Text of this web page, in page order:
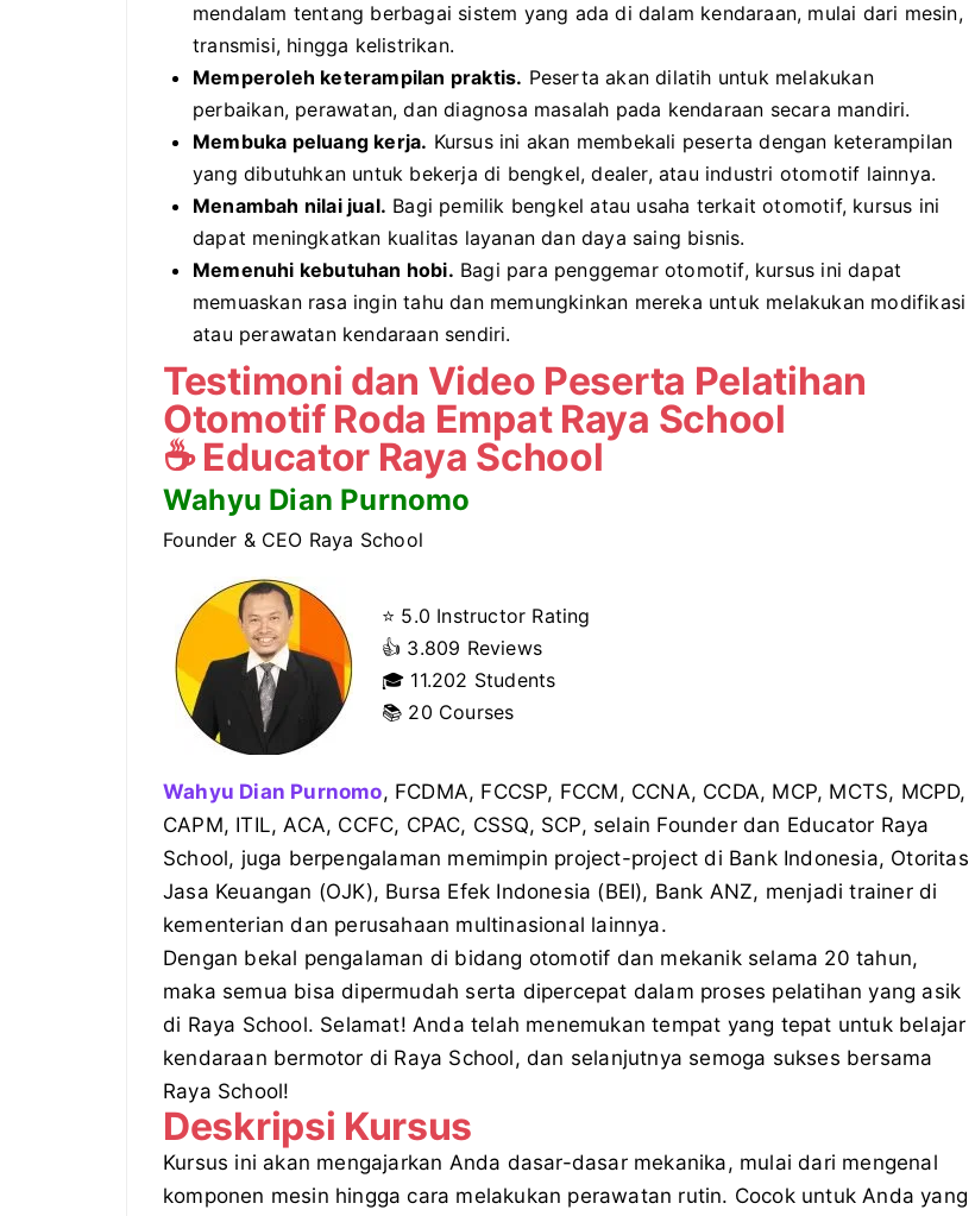
mendalam tentang berbagai sistem yang ada di dalam kendaraan, mulai dari mesin,
transmisi, hingga kelistrikan.
Memperoleh keterampilan praktis. Peserta akan dilatih untuk melakukan
perbaikan, perawatan, dan diagnosa masalah pada kendaraan secara mandiri.
Membuka peluang kerja. Kursus ini akan membekali peserta dengan keterampilan
yang dibutuhkan untuk bekerja di bengkel, dealer, atau industri otomotif lainnya.
Menambah nilai jual. Bagi pemilik bengkel atau usaha terkait otomotif, kursus ini
dapat meningkatkan kualitas layanan dan daya saing bisnis.
Memenuhi kebutuhan hobi. Bagi para penggemar otomotif, kursus ini dapat
memuaskan rasa ingin tahu dan memungkinkan mereka untuk melakukan modifikasi
atau perawatan kendaraan sendiri.
Testimoni dan Video Peserta Pelatihan
Otomotif Roda Empat Raya School
☕Educator Raya School
Wahyu Dian Purnomo
Founder & CEO Raya School
⭐ 5.0 Instructor Rating
👍 3.809 Reviews
🎓 11.202 Students
📚 20 Courses
Wahyu Dian Purnomo, FCDMA, FCCSP, FCCM, CCNA, CCDA, MCP, MCTS, MCPD,
CAPM, ITIL, ACA, CCFC, CPAC, CSSQ, SCP, selain Founder dan Educator Raya
School, juga berpengalaman memimpin project-project di Bank Indonesia, Otoritas
Jasa Keuangan (OJK), Bursa Efek Indonesia (BEI), Bank ANZ, menjadi trainer di
kementerian dan perusahaan multinasional lainnya.
Dengan bekal pengalaman di bidang otomotif dan mekanik selama 20 tahun,
maka semua bisa dipermudah serta dipercepat dalam proses pelatihan yang asik
di Raya School. Selamat! Anda telah menemukan tempat yang tepat untuk belajar
kendaraan bermotor di Raya School, dan selanjutnya semoga sukses bersama
Raya School!
Deskripsi Kursus
Kursus ini akan mengajarkan Anda dasar-dasar mekanika, mulai dari mengenal
komponen mesin hingga cara melakukan perawatan rutin. Cocok untuk Anda yang